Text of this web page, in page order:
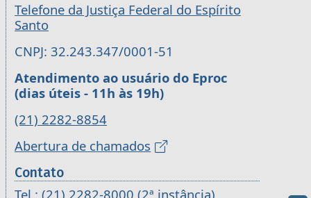
Telefone da Justiça Federal do Espírito
Santo
CNPJ: 32.243.347/0001-51
Atendimento ao usuário do Eproc
(dias úteis - 11h às 19h)
(21) 2282-8854
Abertura de chamados
Contato
Tel.: (21) 2282-8000 (2ª instância)